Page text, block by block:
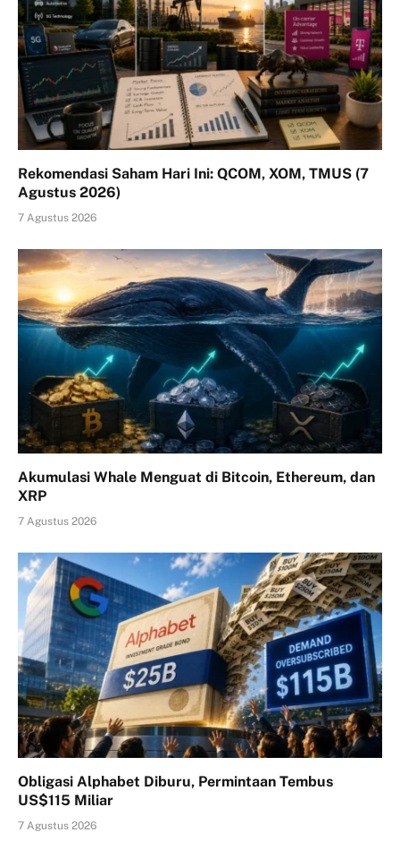
Rekomendasi Saham Hari Ini: QCOM, XOM, TMUS (7
Agustus 2026)
7 Agustus 2026
Akumulasi Whale Menguat di Bitcoin, Ethereum, dan
XRP
7 Agustus 2026
Obligasi Alphabet Diburu, Permintaan Tembus
US$115 Miliar
7 Agustus 2026